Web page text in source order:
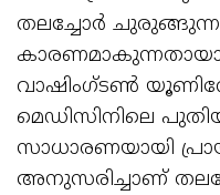
തലച്ചോര്‍
വാഷിംഗ്ടണ്‍
മെഡിസിനിലെ
സാധാരണയായി
അനുസരിച്ചാണ്